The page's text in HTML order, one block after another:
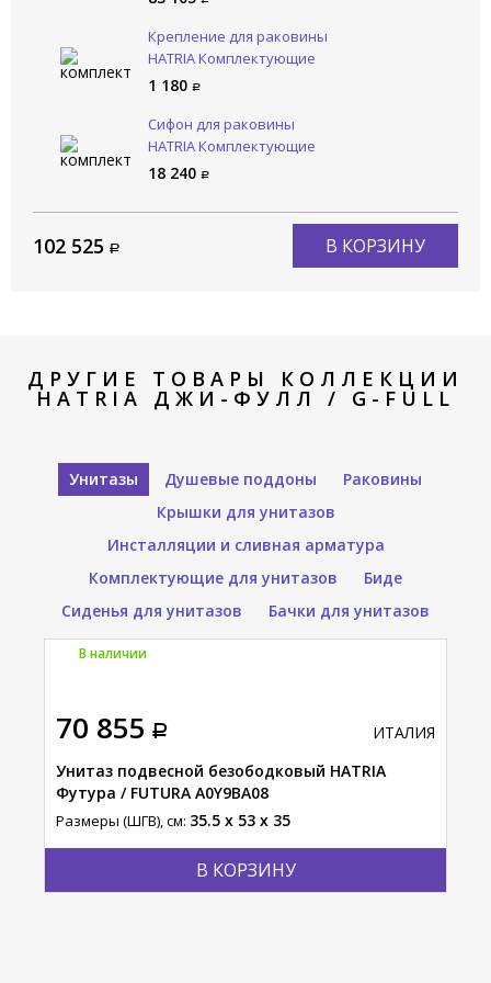
Крепление для раковины
HATRIA Комплектующие
YR4701
1 180
Сифон для раковины
HATRIA Комплектующие
YXMY77
18 240
102 525 В КОРЗИНУ
ДРУГИЕ ТОВАРЫ КОЛЛЕКЦИИ
HATRIA ДЖИ-ФУЛЛ / G-FULL
Унитазы Душевые поддоны
Раковины
Крышки для унитазов
Инсталляции и сливная арматура
Комплектующие для унитазов
Биде
Сиденья для унитазов
Бачки для унитазов
70 855
В КОРЗИНУ
ИТАЛИЯ
Унитаз подвесной безободковый HATRIA
Футура / FUTURA A0Y9BA08
Размеры (ШГВ), см: 35.5 x 53 x 35
В наличии